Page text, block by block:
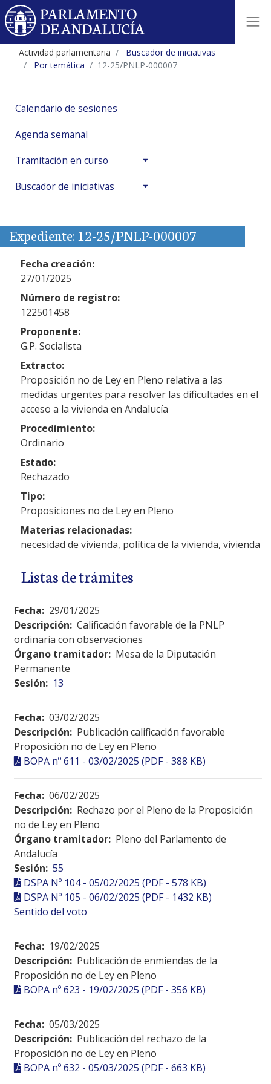
Actividad parlamentaria
Buscador de iniciativas
Por temática
12-25/PNLP-000007
Calendario de sesiones
Agenda semanal
Tramitación en curso
Buscador de iniciativas
Expediente: 12-25/PNLP-000007
Fecha creación:
27/01/2025
Número de registro:
122501458
Proponente:
G.P. Socialista
Extracto:
Proposición no de Ley en Pleno relativa a las
medidas urgentes para resolver las dificultades en el
acceso a la vivienda en Andalucía
Procedimiento:
Ordinario
Estado:
Rechazado
Tipo:
Proposiciones no de Ley en Pleno
Materias relacionadas:
necesidad de vivienda, política de la vivienda, vivienda
Listas de trámites
Fecha: 29/01/2025
Descripción: Calificación favorable de la PNLP
ordinaria con observaciones
Órgano tramitador: Mesa de la Diputación
Permanente
Sesión: 13
Fecha: 03/02/2025
Descripción: Publicación calificación favorable
Proposición no de Ley en Pleno
BOPA nº 611 - 03/02/2025 (PDF - 388 KB)
Fecha: 06/02/2025
Descripción: Rechazo por el Pleno de la Proposición
no de Ley en Pleno
Órgano tramitador: Pleno del Parlamento de
Andalucía
Sesión: 55
DSPA Nº 104 - 05/02/2025 (PDF - 578 KB)
DSPA Nº 105 - 06/02/2025 (PDF - 1432 KB)
Sentido del voto
Fecha: 19/02/2025
Descripción: Publicación de enmiendas de la
Proposición no de Ley en Pleno
BOPA nº 623 - 19/02/2025 (PDF - 356 KB)
Fecha: 05/03/2025
Descripción: Publicación del rechazo de la
Proposición no de Ley en Pleno
BOPA nº 632 - 05/03/2025 (PDF - 663 KB)